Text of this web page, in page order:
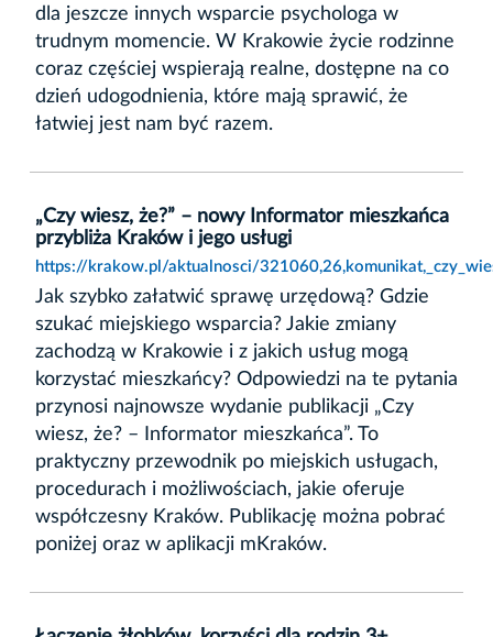
dla jeszcze innych wsparcie psychologa w
trudnym momencie. W Krakowie życie rodzinne
coraz częściej wspierają realne, dostępne na co
dzień udogodnienia, które mają sprawić, że
łatwiej jest nam być razem.
„Czy wiesz, że?” – nowy Informator mieszkańca
przybliża Kraków i jego usługi
https://krakow.pl/aktualnosci/
Jak szybko załatwić sprawę urzędową? Gdzie
szukać miejskiego wsparcia? Jakie zmiany
zachodzą w Krakowie i z jakich usług mogą
korzystać mieszkańcy? Odpowiedzi na te pytania
przynosi najnowsze wydanie publikacji „Czy
wiesz, że? – Informator mieszkańca”. To
praktyczny przewodnik po miejskich usługach,
procedurach i możliwościach, jakie oferuje
współczesny Kraków. Publikację można pobrać
poniżej oraz w aplikacji mKraków.